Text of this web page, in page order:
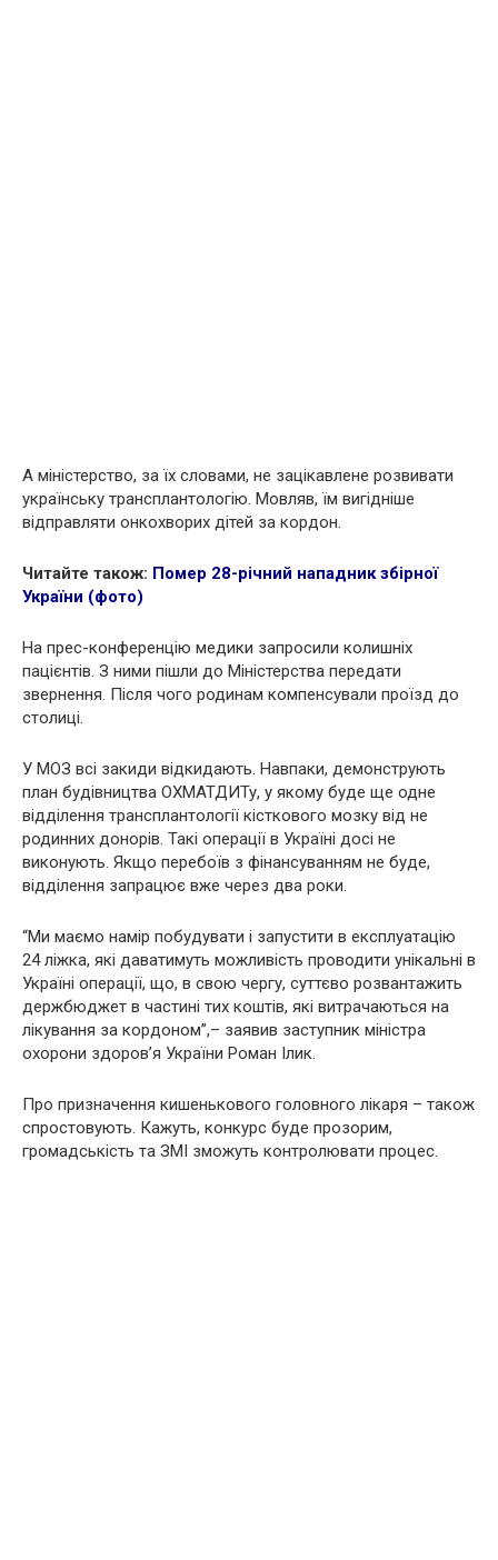
А міністерство, за їх словами, не зацікавлене розвивати
українську трансплантологію. Мовляв, їм вигідніше
відправляти онкохворих дітей за кордон.
Читайте також: Помер 28-річний нападник збірної
України (фото)
На прес-конференцію медики запросили колишніх
пацієнтів. З ними пішли до Міністерства передати
звернення. Після чого родинам компенсували проїзд до
столиці.
У МОЗ всі закиди відкидають. Навпаки, демонструють
план будівництва ОХМАТДИТу, у якому буде ще одне
відділення трансплантології кісткового мозку від не
родинних донорів. Такі операції в Україні досі не
виконують. Якщо перебоїв з фінансуванням не буде,
відділення запрацює вже через два роки.
“Ми маємо намір побудувати і запустити в експлуатацію
24 ліжка, які даватимуть можливість проводити унікальні в
Україні операції, що, в свою чергу, суттєво розвантажить
держбюджет в частині тих коштів, які витрачаються на
лікування за кордоном”,– заявив заступник міністра
охорони здоров’я України Роман Ілик.
Про призначення кишенькового головного лікаря – також
спростовують. Кажуть, конкурс буде прозорим,
громадськість та ЗМІ зможуть контролювати процес.